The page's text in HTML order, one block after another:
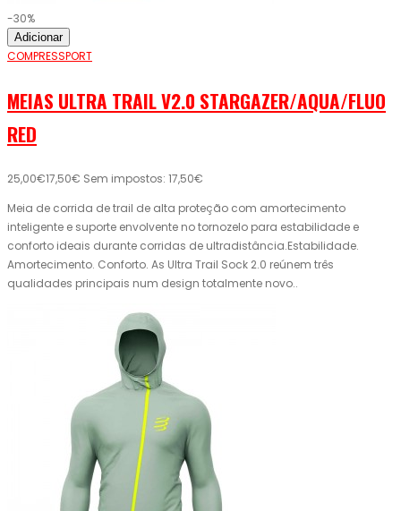
-30%
Adicionar
COMPRESSPORT
MEIAS ULTRA TRAIL V2.0 STARGAZER/AQUA/FLUO
RED
25,00€17,50€ Sem impostos: 17,50€
Meia de corrida de trail de alta proteção com amortecimento
inteligente e suporte envolvente no tornozelo para estabilidade e
conforto ideais durante corridas de ultradistância.Estabilidade.
Amortecimento. Conforto. As Ultra Trail Sock 2.0 reúnem três
qualidades principais num design totalmente novo..